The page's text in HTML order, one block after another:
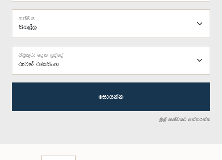
තත්වය
රුවන් රණසිංහ
පිළිතුරු දෙන ලද්දේ
සොයන්න
මුල් තත්වයට පත්කරන්න